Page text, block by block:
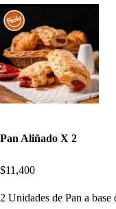
Pan Aliñado X 2
$11,400
2 Unidades de Pan a